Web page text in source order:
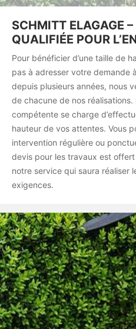
SCHMITT ELAGAGE
QUALIFIÉE POUR
Pour bénéficier d’une taille de
pas à adresser votre demande
depuis plusieurs années, nous
de chacune de nos
compétente se charge
hauteur de vos attentes. Vous
intervention régulière ou
devis pour les travaux est
notre service qui saura réaliser
exigences.